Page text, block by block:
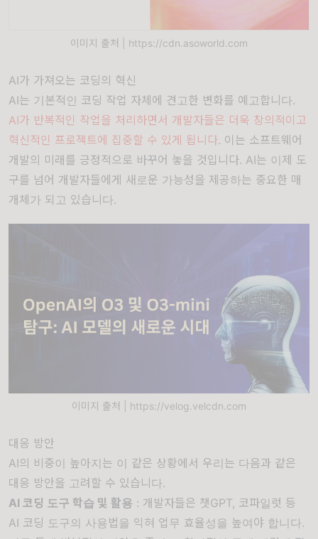
이미지 출처 | https://cdn.asoworld.com
AI가 가져오는 코딩의 혁신
AI는 기본적인 코딩 작업 자체에 견고한 변화를 예고합니다.
AI가 반복적인 작업을 처리하면서 개발자들은 더욱 창의적이고
혁신적인 프로젝트에 집중할 수 있게 됩니다. 이는 소프트웨어
개발의 미래를 긍정적으로 바꾸어 놓을 것입니다. AI는 이제 도
구를 넘어 개발자들에게 새로운 가능성을 제공하는 중요한 매
개체가 되고 있습니다.
이미지 출처 | https://velog.velcdn.com
대응 방안
AI의 비중이 높아지는 이 같은 상황에서 우리는 다음과 같은
대응 방안을 고려할 수 있습니다.
AI 코딩 도구 학습 및 활용 : 개발자들은 챗GPT, 코파일럿 등
AI 코딩 도구의 사용법을 익혀 업무 효율성을 높여야 합니다.